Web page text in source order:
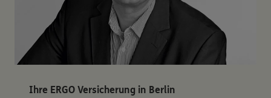
Ihre ERGO Versicherung in Berlin